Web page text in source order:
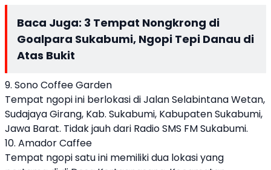
Baca Juga: 3 Tempat Nongkrong di
Goalpara Sukabumi, Ngopi Tepi Danau di
Atas Bukit
9. Sono Coffee Garden
Tempat ngopi ini berlokasi di Jalan Selabintana Wetan,
Sudajaya Girang, Kab. Sukabumi, Kabupaten Sukabumi,
Jawa Barat. Tidak jauh dari Radio SMS FM Sukabumi.
10. Amador Caffee
Tempat ngopi satu ini memiliki dua lokasi yang